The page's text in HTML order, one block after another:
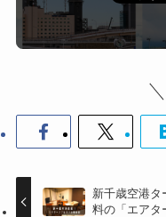
新千歳空港タ
料の「エアタ